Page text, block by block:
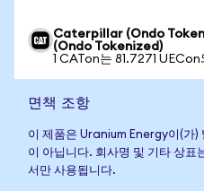
Caterpillar (Ondo
(Ondo Tokenized)
1 CATon는 81.7271 UECon
면책 조항
이 제품은 Uranium Energy이(가)
이 아닙니다. 회사명 및 기타 상표
서만 사용됩니다.